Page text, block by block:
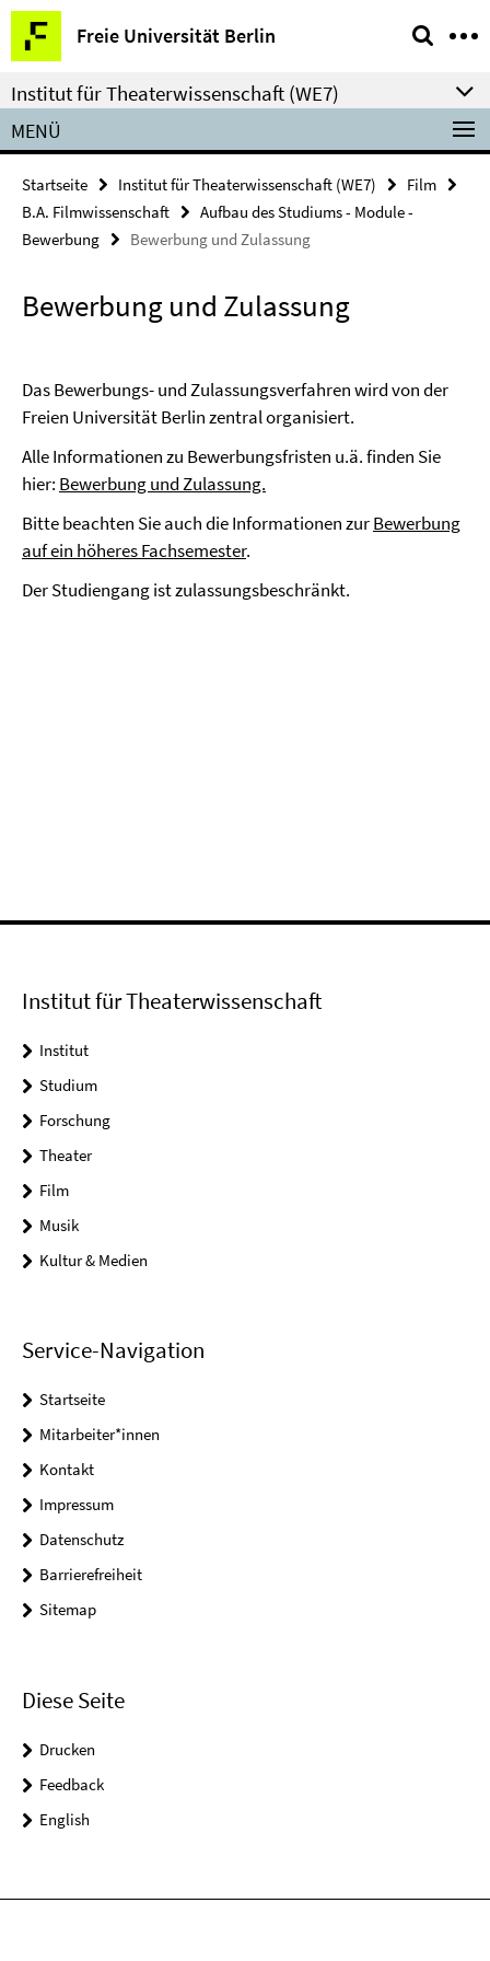
Springe
direkt
zu
Inhalt
Freie Universität Berlin
Service-
Navigation
Institut für Theaterwissenschaft (WE7)
MENÜ
Startseite Institut für Theaterwissenschaft (WE7)
Film
B.A. Filmwissenschaft
Aufbau des Studiums - Module -
Bewerbung
Bewerbung und Zulassung
Bewerbung und Zulassung
Das Bewerbungs- und Zulassungsverfahren wird von der
Freien Universität Berlin zentral organisiert.
Alle Informationen zu Bewerbungsfristen u.ä. finden Sie
hier: Bewerbung und Zulassung.
Bitte beachten Sie auch die Informationen zurBewerbung
auf ein höheres Fachsemester.
Der Studiengang ist zulassungsbeschränkt.
Institut für Theaterwissenschaft
Institut
Studium
Forschung
Theater
Film
Musik
Kultur & Medien
Service-Navigation
Startseite
Mitarbeiter*innen
Kontakt
Impressum
Datenschutz
Barrierefreiheit
Sitemap
Diese Seite
Drucken
Feedback
English